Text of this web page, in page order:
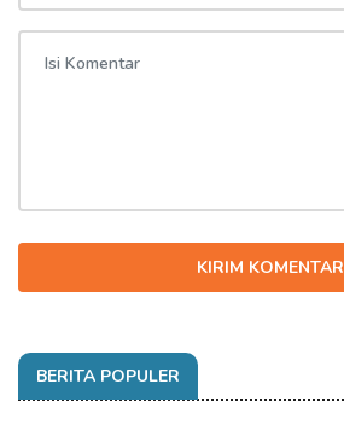
KIRIM KOMENTAR
BERITA POPULER